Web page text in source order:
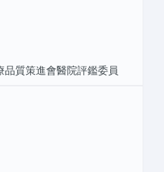
質策進會醫院評鑑委員